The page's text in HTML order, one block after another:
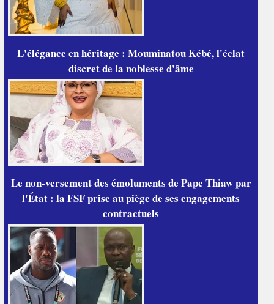
L'élégance en héritage : Mouminatou Kébé, l'éclat
discret de la noblesse d'âme
Le non-versement des émoluments de Pape Thiaw par
l'État : la FSF prise au piège de ses engagements
contractuels